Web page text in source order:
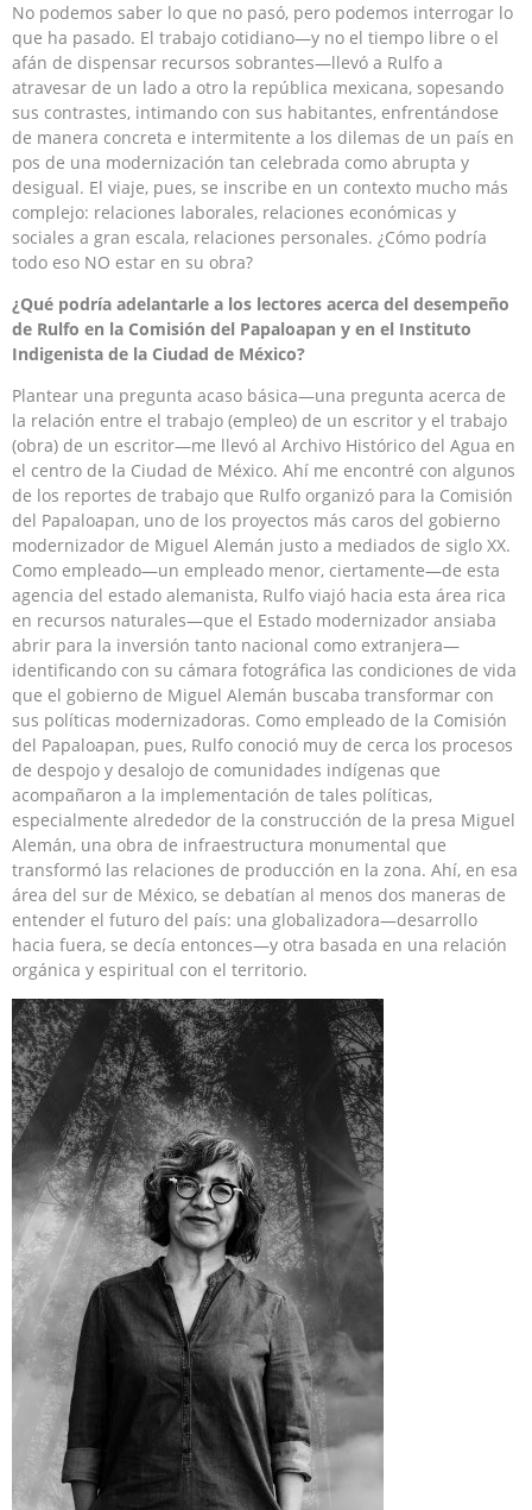
No podemos saber lo que no pasó, pero podemos interrogar lo
que ha pasado. El trabajo cotidiano—y no el tiempo libre o el
afán de dispensar recursos sobrantes—llevó a Rulfo a
atravesar de un lado a otro la república mexicana, sopesando
sus contrastes, intimando con sus habitantes, enfrentándose
de manera concreta e intermitente a los dilemas de un país en
pos de una modernización tan celebrada como abrupta y
desigual. El viaje, pues, se inscribe en un contexto mucho más
complejo: relaciones laborales, relaciones económicas y
sociales a gran escala, relaciones personales. ¿Cómo podría
todo eso NO estar en su obra?
¿Qué podría adelantarle a los lectores acerca del desempeño
de Rulfo en la Comisión del Papaloapan y en el Instituto
Indigenista de la Ciudad de México?
Plantear una pregunta acaso básica—una pregunta acerca de
la relación entre el trabajo (empleo) de un escritor y el trabajo
(obra) de un escritor—me llevó al Archivo Histórico del Agua en
el centro de la Ciudad de México. Ahí me encontré con algunos
de los reportes de trabajo que Rulfo organizó para la Comisión
del Papaloapan, uno de los proyectos más caros del gobierno
modernizador de Miguel Alemán justo a mediados de siglo XX.
Como empleado—un empleado menor, ciertamente—de esta
agencia del estado alemanista, Rulfo viajó hacia esta área rica
en recursos naturales—que el Estado modernizador ansiaba
abrir para la inversión tanto nacional como extranjera—
identificando con su cámara fotográfica las condiciones de vida
que el gobierno de Miguel Alemán buscaba transformar con
sus políticas modernizadoras. Como empleado de la Comisión
del Papaloapan, pues, Rulfo conoció muy de cerca los procesos
de despojo y desalojo de comunidades indígenas que
acompañaron a la implementación de tales políticas,
especialmente alrededor de la construcción de la presa Miguel
Alemán, una obra de infraestructura monumental que
transformó las relaciones de producción en la zona. Ahí, en esa
área del sur de México, se debatían al menos dos maneras de
entender el futuro del país: una globalizadora—desarrollo
hacia fuera, se decía entonces—y otra basada en una relación
orgánica y espiritual con el territorio.